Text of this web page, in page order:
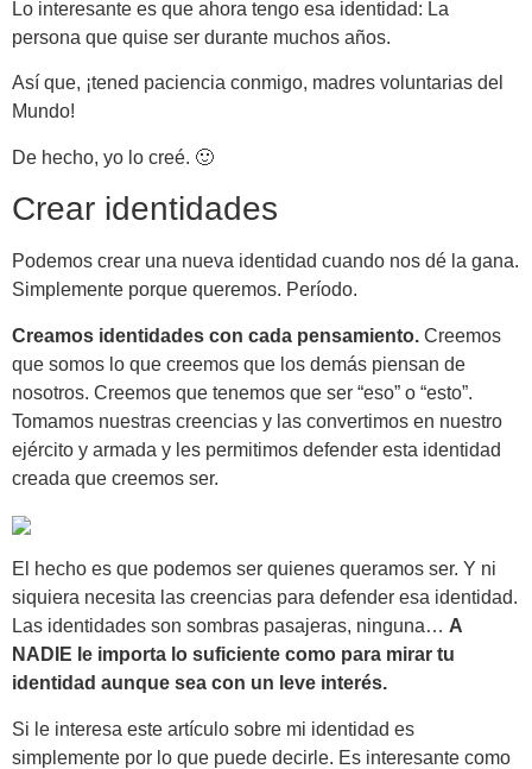
Lo interesante es que ahora tengo esa identidad: La
persona que quise ser durante muchos años.
Así que, ¡tened paciencia conmigo, madres voluntarias del
Mundo!
De hecho, yo lo creé. 🙂
Crear identidades
Podemos crear una nueva identidad cuando nos dé la gana.
Simplemente porque queremos. Período.
Creamos identidades con cada pensamiento. Creemos
que somos lo que creemos que los demás piensan de
nosotros. Creemos que tenemos que ser “eso” o “esto”.
Tomamos nuestras creencias y las convertimos en nuestro
ejército y armada y les permitimos defender esta identidad
creada que creemos ser.
El hecho es que podemos ser quienes queramos ser. Y ni
siquiera necesita las creencias para defender esa identidad.
Las identidades son sombras pasajeras, ninguna… A
NADIE le importa lo suficiente como para mirar tu
identidad aunque sea con un leve interés.
Si le interesa este artículo sobre mi identidad es
simplemente por lo que puede decirle. Es interesante como